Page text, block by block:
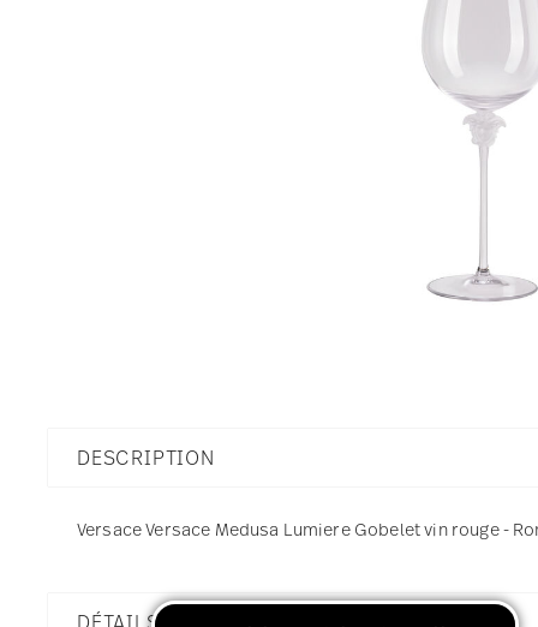
DESCRIPTION
Versace Versace Medusa Lumiere Gobelet vin rouge -
DÉTAILS